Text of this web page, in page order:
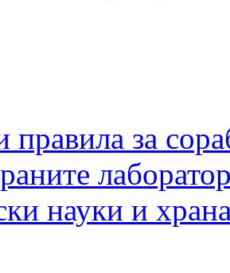
за
науки и